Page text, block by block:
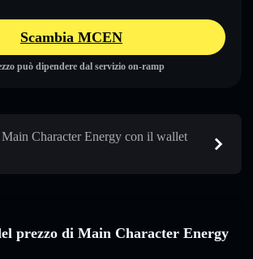
Scambia MCEN
può dipendere dal servizio on-ramp
Character Energy con il wallet
prezzo di Main Character Energy